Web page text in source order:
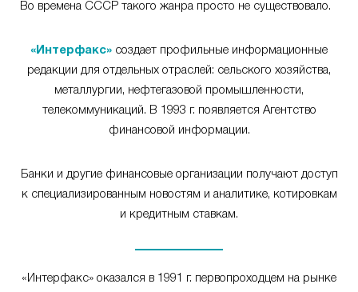
Во времена СССР такого жанра просто не существовало.
«Интерфакс» создает профильные информационные
редакции для отдельных отраслей: сельского хозяйства,
металлургии, нефтегазовой промышленности,
телекоммуникаций. В 1993 г. появляется Агентство
финансовой информации.
Банки и другие финансовые организации получают доступ
к специализированным новостям и аналитике, котировкам
и кредитным ставкам.
«Интерфакс» оказался в 1991 г. первопроходцем на рынке